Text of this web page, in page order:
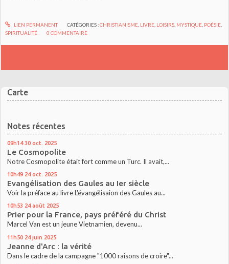
Carte
Notes récentes
09h14 30 oct. 2025
Le Cosmopolite
Notre Cosmopolite était fort comme un Turc. Il avait,...
10h49 24 oct. 2025
Evangélisation des Gaules au Ier siècle
Voir la préface au livre L'évangélisaion des Gaules au...
10h53 24 août 2025
Prier pour la France, pays préféré du Christ
Marcel Van est un jeune Vietnamien, devenu...
11h50 24 juin 2025
Jeanne d'Arc : la vérité
Dans le cadre de la campagne "1000 raisons de croire"...
LIEN PERMANENT CATÉGORIES :CHRISTIANISME, LIVRE, LOISIRS, MYSTIQUE, POÉSIE,
SPIRITUALITÉ
0 COMMENTAIRE